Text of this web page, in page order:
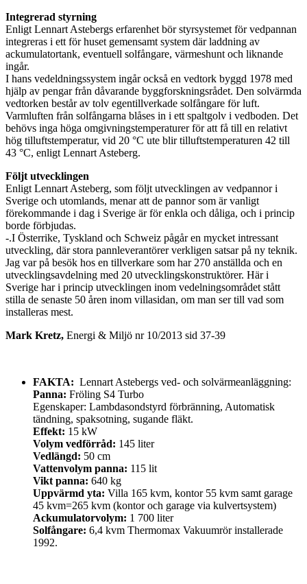
Integrerad styrning
Enligt Lennart Astebergs erfarenhet bör styrsystemet för vedpannan
integreras i ett för huset gemensamt system där laddning av
ackumulatortank, eventuell solfångare, värmeshunt och liknande
ingår.
I hans vedeldningssystem ingår också en vedtork byggd 1978 med
hjälp av pengar från dåvarande byggforskningsrådet. Den solvärmda
vedtorken består av tolv egentillverkade solfångare för luft.
Varmluften från solfångarna blåses in i ett spaltgolv i vedboden. Det
behövs inga höga omgivningstemperaturer för att få till en relativt
hög tilluftstemperatur, vid 20 °C ute blir tilluftstemperaturen 42 till
43 °C, enligt Lennart Asteberg.
Följt utvecklingen
Enligt Lennart Asteberg, som följt utvecklingen av vedpannor i
Sverige och utomlands, menar att de pannor som är vanligt
förekommande i dag i Sverige är för enkla och dåliga, och i princip
borde förbjudas.
-.I Österrike, Tyskland och Schweiz pågår en mycket intressant
utveckling, där stora pannleverantörer verkligen satsar på ny teknik.
Jag var på besök hos en tillverkare som har 270 anställda och en
utvecklingsavdelning med 20 utvecklingskonstruktörer. Här i
Sverige har i princip utvecklingen inom vedelningsområdet stått
stilla de senaste 50 åren inom villasidan, om man ser till vad som
installeras mest.
Mark Kretz, Energi & Miljö nr 10/2013 sid 37-39
FAKTA: Lennart Astebergs ved- och solvärmeanläggning:
Panna: Fröling S4 Turbo
Egenskaper: Lambdasondstyrd förbränning, Automatisk
tändning, spaksotning, sugande fläkt.
Effekt: 15 kW
Volym vedförråd: 145 liter
Vedlängd: 50 cm
Vattenvolym panna: 115 lit
Vikt panna: 640 kg
Uppvärmd yta: Villa 165 kvm, kontor 55 kvm samt garage
45 kvm=265 kvm (kontor och garage via kulvertsystem)
Ackumulatorvolym: 1 700 liter
Solfångare: 6,4 kvm Thermomax Vakuumrör installerade
1992.